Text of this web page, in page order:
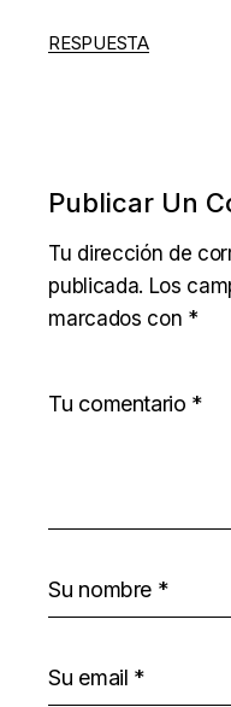
RESPUESTA
Publicar Un
Tu dirección de
publicada. Los
marcados con *